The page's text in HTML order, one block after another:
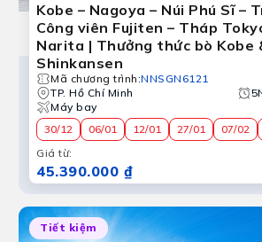
Kobe – Nagoya – Núi Phú Sĩ –
Công viên Fujiten – Tháp
Narita | Thưởng thức bò Kobe
Shinkansen
Mã chương trình:NNSGN6121
TP. Hồ Chí Minh
Máy bay
30/12
06/01 12/01 27/01 07/02
Giá từ:
45.390.000 ₫
Tiết kiệm